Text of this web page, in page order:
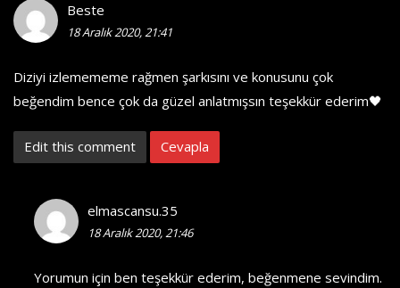
Beste
18 Aralık 2020, 21:41
Diziyi izlemememe rağmen şarkısını ve konusunu çok
beğendim bence çok da güzel anlatmışsın teşekkür ederim🖤
Edit this comment Cevapla
elmascansu.35
18 Aralık 2020, 21:46
Yorumun için ben teşekkür ederim, beğenmene sevindim.